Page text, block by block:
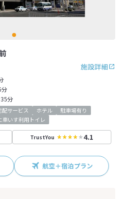
施設詳細
分
分
配サービス ホテル
駐車場有り
車いす利用トイレ
TrustYou 4.1
航空＋宿泊プラン